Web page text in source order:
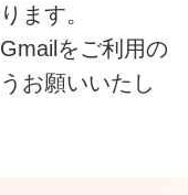
ます。
をご利用の
お願いいたし